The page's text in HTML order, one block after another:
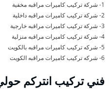
1- شركة تركيب كاميرات مراقبه مخفية
2- شركة تركيب كاميرات مراقبه داخلية
3- شركة تركيب كاميرات مراقبه خارجية
4- شركة تركيب كاميرات مراقبه منزلية
5- شركه تركيب كاميرات مراقبه بالكويت
6- شركه تركيب كاميرات مراقبه الكويت
فني تركيب انتركم